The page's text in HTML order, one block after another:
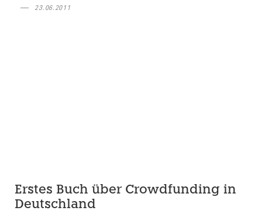
23.06.2011
Erstes Buch über Crowdfunding in
Deutschland